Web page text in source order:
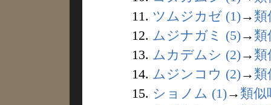
11. ツムジカゼ (1)→ 類
12. ムジナガミ (5)→ 類
13. ムカデムシ (2)→ 類
14. ムジンコウ (2)→ 類
15. ショノム (1)→ 類似